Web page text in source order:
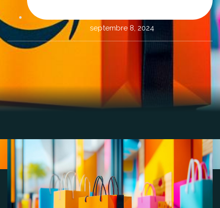
septembre 8, 2024